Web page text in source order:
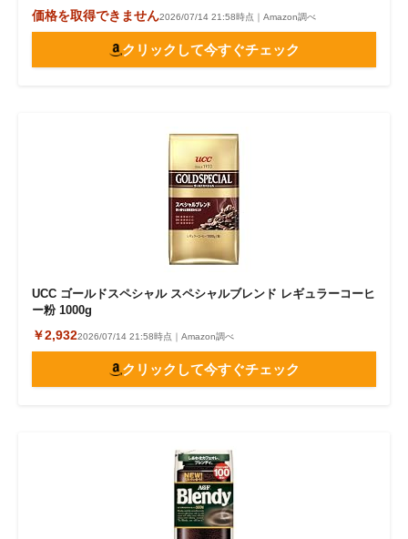
価格を取得できません2026/07/14 21:58時点｜Amazon調べ
クリックして今すぐチェック
UCC ゴールドスペシャル スペシャルブレンド レギュラーコーヒ
ー粉 1000g
￥2,9322026/07/14 21:58時点｜Amazon調べ
クリックして今すぐチェック